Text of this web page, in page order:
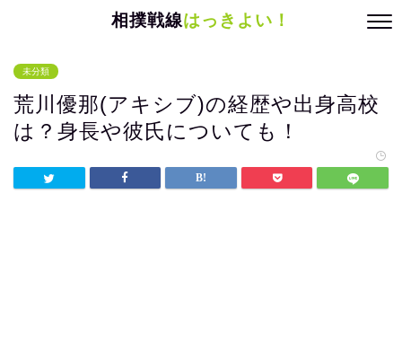
相撲戦線はっきよい！
未分類
荒川優那(アキシブ)の経歴や出身高校
は？身長や彼氏についても！